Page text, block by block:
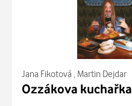
Jana Fikotová , Martin Dejdar
Ozzákova kuchařka